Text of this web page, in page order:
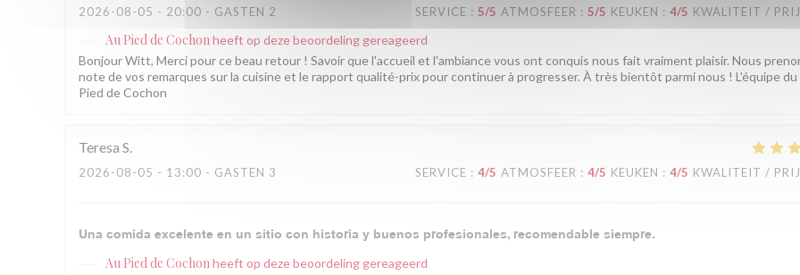
2026-08-05 - 20:00 - GASTEN 2 SERVICE : 5/5 ATMOSFEER : 5/5 KEUKEN : 4/5 KWALITEIT /
Au Pied de Cochonheeft op deze beoordeling gereageerd
Bonjour Witt, Merci pour ce beau retour ! Savoir que l'accueil et l'ambiance vous ont conquis nous fait vraiment plaisir. Nous
note de vos remarques sur la cuisine et le rapport qualité-prix pour continuer à progresser. À très bientôt parmi nous ! L'équipe du
Pied de Cochon
Teresa S
2026-08-05 - 13:00 - GASTEN 3 SERVICE : 4/5 ATMOSFEER : 4/5 KEUKEN : 4/5 KWALITEIT /
Una comida excelente en un sitio con historia y buenos profesionales, recomendable siempre.
Au Pied de Cochonheeft op deze beoordeling gereageerd